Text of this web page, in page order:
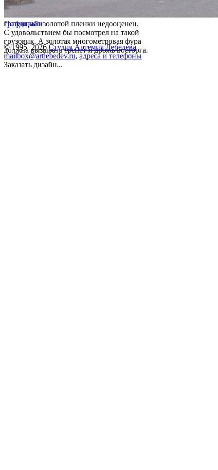
Потенциал золотой пленки недооценен.
С удовольствием бы посмотрел на такой
грузовик. А золотая многометровая фура
должна вызывать трепет и дрожь восторга.
графдизайн
© 1995–2026 Студия Артемия Лебедева
mailbox@artlebedev.ru, адреса и телефоны
Заказать дизайн...